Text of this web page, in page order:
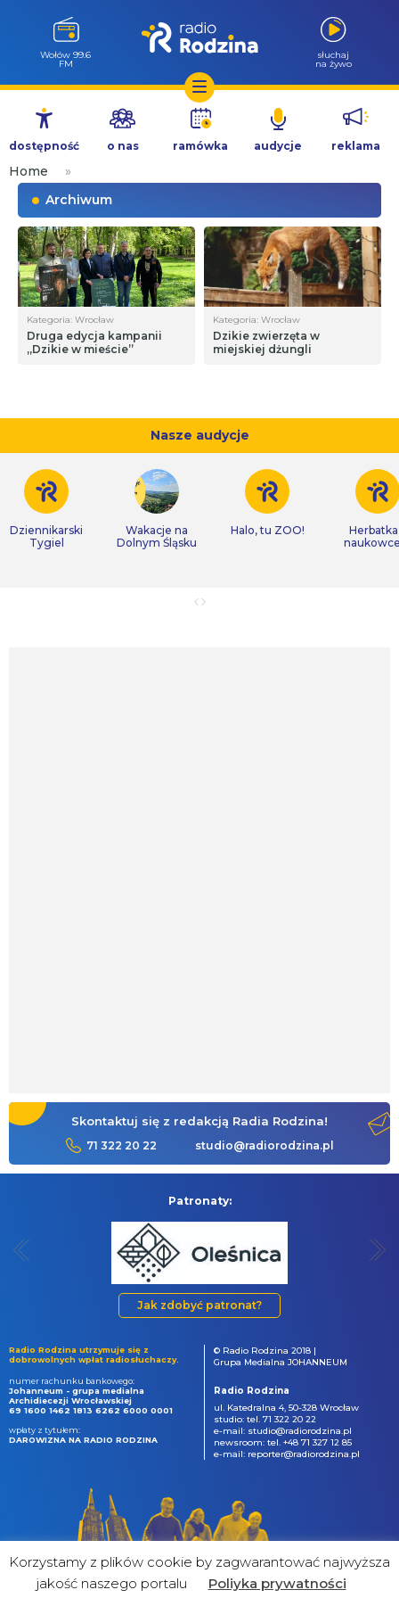
Przejdź
treści
Wołów 99.6
FM
słuchaj
na żywo
dostępność o nas ramówka audycje reklama
Home
»
Archiwum
Kategoria: Wrocław
Druga edycja kampanii
„Dzikie w mieście”
Kategoria: Wrocław
Dzikie zwierzęta w
miejskiej dżungli
Nasze audycje
Dziennikarski
Tygiel
Wakacje na
Dolnym Śląsku
Halo, tu ZOO!
Skontaktuj się z redakcją Radia Rodzina!
71 322 20 22 studio@radiorodzina.pl
Patronaty:
Jak zdobyć patronat?
Radio Rodzina utrzymuje się z
dobrowolnych wpłat radiosłuchaczy.
numer rachunku bankowego:
Johanneum - grupa medialna
Archidiecezji Wrocławskiej
69 1600 1462 1813 6262 6000 0001
wpłaty z tytułem:
DAROWIZNA NA RADIO RODZINA
© Radio Rodzina 2018 |
Grupa Medialna JOHANNEUM
Radio Rodzina
ul. Katedralna 4, 50-328 Wrocław
studio: tel. 71 322 20 22
e-mail: studio@radiorodzina.pl
newsroom: tel. +48 71 327 12 85
e-mail: reporter@radiorodzina.pl
Korzystamy z plików cookie by zagwarantować najwyższa
jakość naszego portalu
Poliyka prywatności